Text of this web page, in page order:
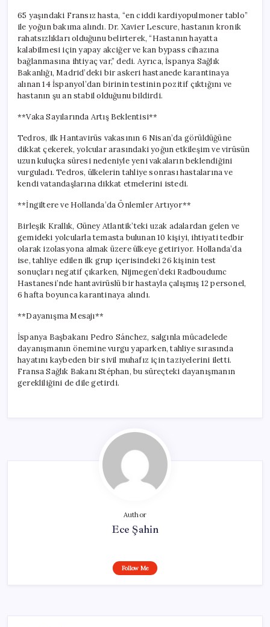
65 yaşındaki Fransız hasta, “en ciddi kardiyopulmoner tablo”
ile yoğun bakıma alındı. Dr. Xavier Lescure, hastanın kronik
rahatsızlıkları olduğunu belirterek, “Hastanın hayatta
kalabilmesi için yapay akciğer ve kan bypass cihazına
bağlanmasına ihtiyaç var,” dedi. Ayrıca, İspanya Sağlık
Bakanlığı, Madrid’deki bir askeri hastanede karantinaya
alınan 14 İspanyol’dan birinin testinin pozitif çıktığını ve
hastanın şu an stabil olduğunu bildirdi.
**Vaka Sayılarında Artış Beklentisi**
Tedros, ilk Hantavirüs vakasının 6 Nisan’da görüldüğüne
dikkat çekerek, yolcular arasındaki yoğun etkileşim ve virüsün
uzun kuluçka süresi nedeniyle yeni vakaların beklendiğini
vurguladı. Tedros, ülkelerin tahliye sonrası hastalarına ve
kendi vatandaşlarına dikkat etmelerini istedi.
**İngiltere ve Hollanda’da Önlemler Artıyor**
Birleşik Krallık, Güney Atlantik’teki uzak adalardan gelen ve
gemideki yolcularla temasta bulunan 10 kişiyi, ihtiyati tedbir
olarak izolasyona almak üzere ülkeye getiriyor. Hollanda’da
ise, tahliye edilen ilk grup içerisindeki 26 kişinin test
sonuçları negatif çıkarken, Nijmegen’deki Radboudumc
Hastanesi’nde hantavirüslü bir hastayla çalışmış 12 personel,
6 hafta boyunca karantinaya alındı.
**Dayanışma Mesajı**
İspanya Başbakanı Pedro Sánchez, salgınla mücadelede
dayanışmanın önemine vurgu yaparken, tahliye sırasında
hayatını kaybeden bir sivil muhafız için taziyelerini iletti.
Fransa Sağlık Bakanı Stéphan, bu süreçteki dayanışmanın
gerekliliğini de dile getirdi.
Author
Ece Şahin
Follow Me